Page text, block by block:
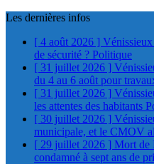
Les dernières infos
[ 4 août 2026 ]
de sécurité ? Politique
[ 31 juillet 2026 ]
du 4 au 6 août pour
[ 31 juillet 2026 ]
les attentes des habitants
[ 30 juillet 2026 ]
municipale, et le CMOV
[ 29 juillet 2026 ] Mort de
condamné à sept ans de